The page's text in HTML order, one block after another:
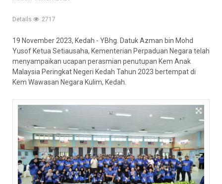
Details 2717
19 November 2023, Kedah - YBhg. Datuk Azman bin Mohd
Yusof Ketua Setiausaha, Kementerian Perpaduan Negara telah
menyampaikan ucapan perasmian penutupan Kem Anak
Malaysia Peringkat Negeri Kedah Tahun 2023 bertempat di
Kem Wawasan Negara Kulim, Kedah.